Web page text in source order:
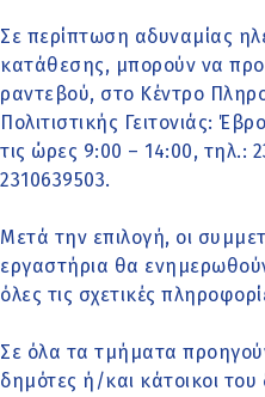
Σε περίπτωση αδυναμίας
κατάθεσης, μπορούν να
ραντεβού, στο Κέντρο
Πολιτιστικής Γειτονιάς:
τις ώρες 9:00 – 14:00, τηλ.:
2310639503.
Μετά την επιλογή, οι
εργαστήρια θα
όλες τις σχετικές
Σε όλα τα τμήματα
δημότες ή/και κάτοικοι